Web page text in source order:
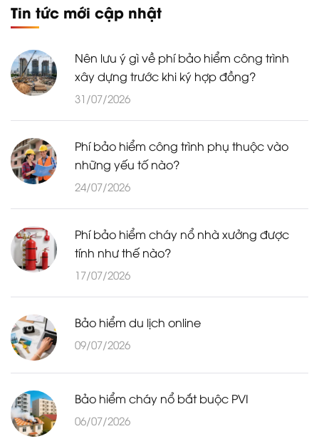
Tin tức mới cập nhật
Nên lưu ý gì về phí bảo hiểm công trình
xây dựng trước khi ký hợp đồng?
31/07/2026
Phí bảo hiểm công trình phụ thuộc vào
những yếu tố nào?
24/07/2026
Phí bảo hiểm cháy nổ nhà xưởng được
tính như thế nào?
17/07/2026
Bảo hiểm du lịch online
09/07/2026
Bảo hiểm cháy nổ bắt buộc PVI
06/07/2026